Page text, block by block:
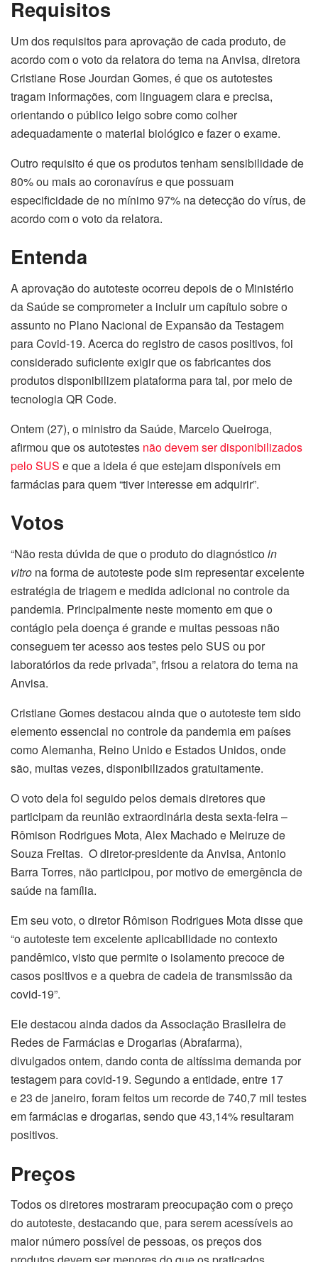
Requisitos
Um dos requisitos para aprovação de cada produto, de
acordo com o voto da relatora do tema na Anvisa, diretora
Cristiane Rose Jourdan Gomes, é que os autotestes
tragam informações, com linguagem clara e precisa,
orientando o público leigo sobre como colher
adequadamente o material biológico e fazer o exame.
Outro requisito é que os produtos tenham sensibilidade de
80% ou mais ao coronavírus e que possuam
especificidade de no mínimo 97% na detecção do vírus, de
acordo com o voto da relatora.
Entenda
A aprovação do autoteste ocorreu depois de o Ministério
da Saúde se comprometer a incluir um capítulo sobre o
assunto no Plano Nacional de Expansão da Testagem
para Covid-19. Acerca do registro de casos positivos, foi
considerado suficiente exigir que os fabricantes dos
produtos disponibilizem plataforma para tal, por meio de
tecnologia QR Code.
Ontem (27), o ministro da Saúde, Marcelo Queiroga,
afirmou que os autotestes não devem ser disponibilizados
pelo SUS e que a ideia é que estejam disponíveis em
farmácias para quem “tiver interesse em adquirir”.
Votos
“Não resta dúvida de que o produto do diagnósticoin
vitro na forma de autoteste pode sim representar excelente
estratégia de triagem e medida adicional no controle da
pandemia. Principalmente neste momento em que o
contágio pela doença é grande e muitas pessoas não
conseguem ter acesso aos testes pelo SUS ou por
laboratórios da rede privada”, frisou a relatora do tema na
Anvisa.
Cristiane Gomes destacou ainda que o autoteste tem sido
elemento essencial no controle da pandemia em países
como Alemanha, Reino Unido e Estados Unidos, onde
são, muitas vezes, disponibilizados gratuitamente.
O voto dela foi seguido pelos demais diretores que
participam da reunião extraordinária desta sexta-feira –
Rômison Rodrigues Mota, Alex Machado e Meiruze de
Souza Freitas. O diretor-presidente da Anvisa, Antonio
Barra Torres, não participou, por motivo de emergência de
saúde na família.
Em seu voto, o diretor Rômison Rodrigues Mota disse que
“o autoteste tem excelente aplicabilidade no contexto
pandêmico, visto que permite o isolamento precoce de
casos positivos e a quebra de cadeia de transmissão da
covid-19”.
Ele destacou ainda dados da Associação Brasileira de
Redes de Farmácias e Drogarias (Abrafarma),
divulgados ontem, dando conta de altíssima demanda por
testagem para covid-19. Segundo a entidade, entre 17
e 23 de janeiro, foram feitos um recorde de 740,7 mil testes
em farmácias e drogarias, sendo que 43,14% resultaram
positivos.
Preços
Todos os diretores mostraram preocupação com o preço
do autoteste, destacando que, para serem acessíveis ao
maior número possível de pessoas, os preços dos